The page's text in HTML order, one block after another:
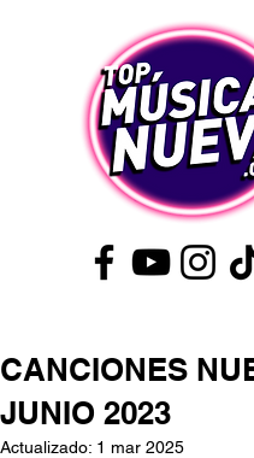
CANCIONES
JUNIO 2023
Actualizado: 1 mar 2025